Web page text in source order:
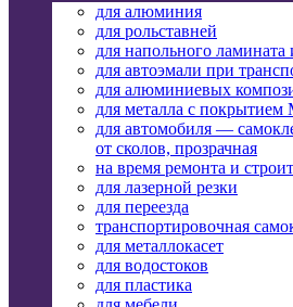
для алюминия
для рольставней
для напольного ламината
для автоэмали при
для алюминиевых
для металла с
для автомобиля —
от сколов, прозрачная
на время ремонта и
для лазерной резки
для переезда
транспортировочная
для металлокасет
для водостоков
для пластика